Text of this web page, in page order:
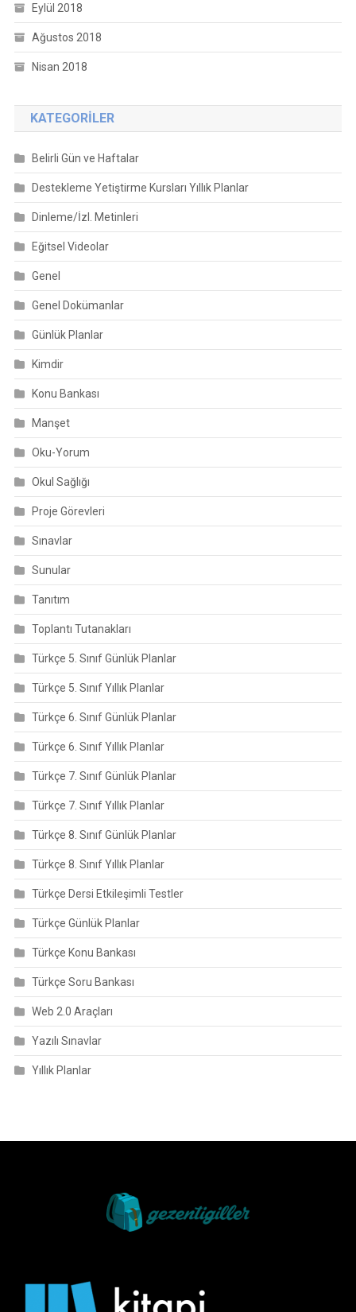
Eylül 2018
Ağustos 2018
Nisan 2018
KATEGORILER
Belirli Gün ve Haftalar
Destekleme Yetiştirme Kursları Yıllık Planlar
Dinleme/İzl. Metinleri
Eğitsel Videolar
Genel
Genel Dokümanlar
Günlük Planlar
Kimdir
Konu Bankası
Manşet
Oku-Yorum
Okul Sağlığı
Proje Görevleri
Sınavlar
Sunular
Tanıtım
Toplantı Tutanakları
Türkçe 5. Sınıf Günlük Planlar
Türkçe 5. Sınıf Yıllık Planlar
Türkçe 6. Sınıf Günlük Planlar
Türkçe 6. Sınıf Yıllık Planlar
Türkçe 7. Sınıf Günlük Planlar
Türkçe 7. Sınıf Yıllık Planlar
Türkçe 8. Sınıf Günlük Planlar
Türkçe 8. Sınıf Yıllık Planlar
Türkçe Dersi Etkileşimli Testler
Türkçe Günlük Planlar
Türkçe Konu Bankası
Türkçe Soru Bankası
Web 2.0 Araçları
Yazılı Sınavlar
Yıllık Planlar